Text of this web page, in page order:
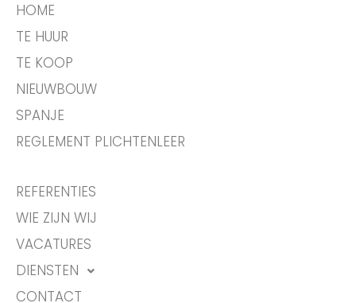
HOME
TE HUUR
TE KOOP
NIEUWBOUW
SPANJE
REGLEMENT PLICHTENLEER
REFERENTIES
WIE ZIJN WIJ
VACATURES
DIENSTEN
CONTACT